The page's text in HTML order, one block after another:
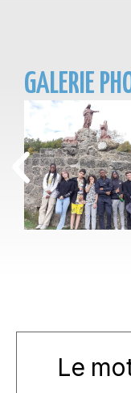
GALERIE
Le